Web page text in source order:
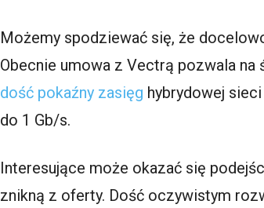
Możemy spodziewać się, że
Obecnie umowa z Vectrą pozwala na
dość pokaźny zasięg hybrydowej
do 1 Gb/s.
Interesujące może okazać się
znikną z oferty. Dość oczywistym